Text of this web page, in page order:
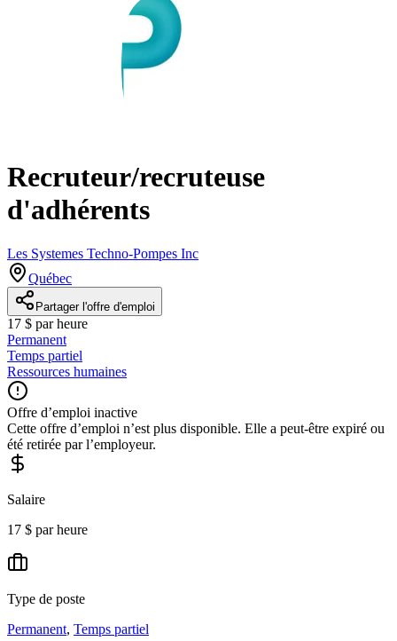
Recruteur/recruteuse
d'adhérents
Les Systemes Techno-Pompes Inc
Québec
Partager l'offre d'emploi
17 $ par heure
Permanent
Temps partiel
Ressources humaines
Offre d’emploi inactive
Cette offre d’emploi n’est plus disponible. Elle a peut-être expiré ou
été retirée par l’employeur.
Salaire
17 $ par heure
Type de poste
Permanent, Temps partiel